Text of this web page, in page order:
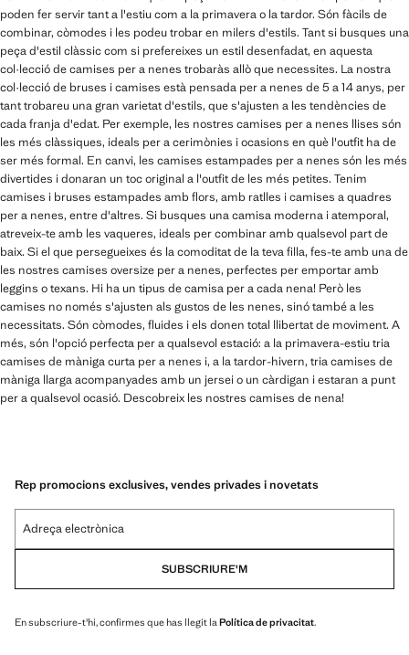
poden fer servir tant a l'estiu com a la primavera o la tardor. Són fàcils de
combinar, còmodes i les podeu trobar en milers d'estils. Tant si busques una
peça d'estil clàssic com si prefereixes un estil desenfadat, en aquesta
col·lecció de camises per a nenes trobaràs allò que necessites. La nostra
col·lecció de bruses i camises està pensada per a nenes de 5 a 14 anys, per
tant trobareu una gran varietat d'estils, que s'ajusten a les tendències de
cada franja d'edat. Per exemple, les nostres camises per a nenes llises són
les més clàssiques, ideals per a cerimònies i ocasions en què l'outfit ha de
ser més formal. En canvi, les camises estampades per a nenes són les més
divertides i donaran un toc original a l'outfit de les més petites. Tenim
camises i bruses estampades amb flors, amb ratlles i camises a quadres
per a nenes, entre d'altres. Si busques una camisa moderna i atemporal,
atreveix-te amb les vaqueres, ideals per combinar amb qualsevol part de
baix. Si el que persegueixes és la comoditat de la teva filla, fes-te amb una de
les nostres camises oversize per a nenes, perfectes per emportar amb
leggins o texans. Hi ha un tipus de camisa per a cada nena! Però les
camises no només s'ajusten als gustos de les nenes, sinó també a les
necessitats. Són còmodes, fluides i els donen total llibertat de moviment. A
més, són l'opció perfecta per a qualsevol estació: a la primavera-estiu tria
camises de màniga curta per a nenes i, a la tardor-hivern, tria camises de
màniga llarga acompanyades amb un jersei o un càrdigan i estaran a punt
per a qualsevol ocasió. Descobreix les nostres camises de nena!
Rep promocions exclusives, vendes privades i novetats
Adreça electrònica
SUBSCRIURE'M
En subscriure-t'hi, confirmes que has llegit la Política de privacitat.